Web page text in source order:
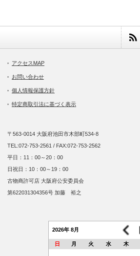
アクセスMAP
お問い合わせ
個人情報保護方針
特定商取引法に基づく表示
〒563-0014 大阪府池田市木部町534-8
TEL:072-753-2561 / FAX:072-753-2562
平日：11：00～20：00
日祝日：10：00～19：00
古物商許可店 大阪府公安委員会
第622031304356号 加藤 裕之
2026年 8月
日 月 火 水 木